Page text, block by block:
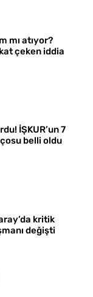
mı atıyor?
çeken iddia
İŞKUR’un 7
belli oldu
kritik
değişti